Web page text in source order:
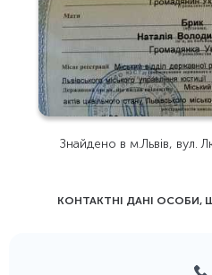
Знайдено в м.Львів, вул.
КОНТАКТНІ ДАНІ ОСОБИ,